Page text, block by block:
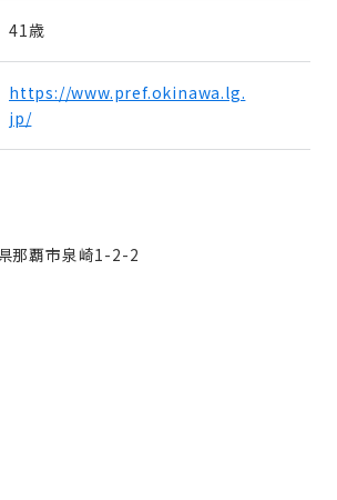
41歳
https://www.pref.okinawa.lg.
jp/
那覇市泉崎1-2-2